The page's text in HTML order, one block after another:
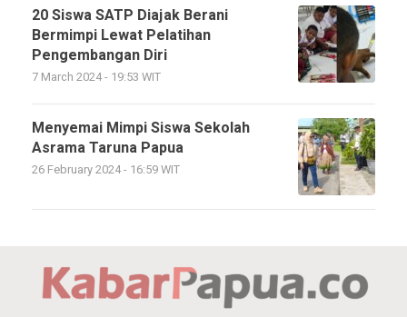
20 Siswa SATP Diajak Berani
Bermimpi Lewat Pelatihan
Pengembangan Diri
7 March 2024 - 19:53 WIT
Menyemai Mimpi Siswa Sekolah
Asrama Taruna Papua
26 February 2024 - 16:59 WIT